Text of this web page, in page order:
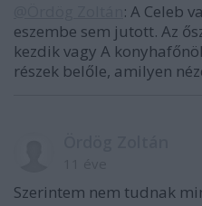
: A Celeb
eszembe sem jutott. Az
kezdik vagy A
részek belőle, amilyen
Szerintem nem tudnak